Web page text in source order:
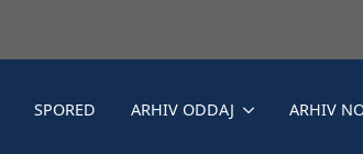
SPORED ARHIV ODDAJ ARHIV